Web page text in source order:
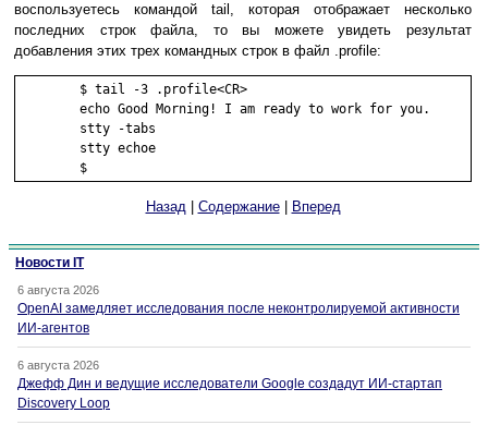
воспользуетесь командой tail, которая отображает несколько
последних строк файла, то вы можете увидеть результат
добавления этих трех командных строк в файл .profile:
        $ tail -3 .profile<CR>
        echo Good Morning! I am ready to work for you.
        stty -tabs
        stty echoe
        $
Назад| Содержание| Вперед
Новости IT
6 августа 2026
OpenAI замедляет исследования после неконтролируемой активности
ИИ-агентов
6 августа 2026
Джефф Дин и ведущие исследователи Google создадут ИИ-стартап
Discovery Loop